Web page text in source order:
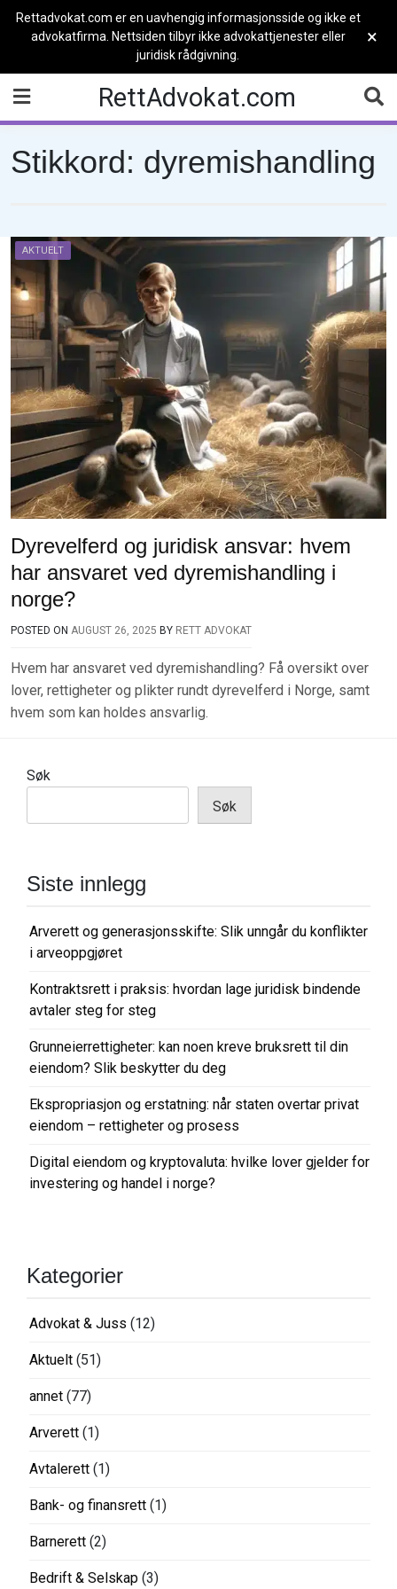
Rettadvokat.com er en uavhengig informasjonsside og ikke et
advokatfirma. Nettsiden tilbyr ikke advokattjenester eller
juridisk rådgivning.
×
content
RettAdvokat.com
Stikkord: dyremishandling
AKTUELT
Dyrevelferd og juridisk ansvar: hvem
har ansvaret ved dyremishandling i
norge?
POSTED ON AUGUST 26, 2025 BY RETT ADVOKAT
Hvem har ansvaret ved dyremishandling? Få oversikt over
lover, rettigheter og plikter rundt dyrevelferd i Norge, samt
hvem som kan holdes ansvarlig.
Søk
Søk
Siste innlegg
Arverett og generasjonsskifte: Slik unngår du konflikter
i arveoppgjøret
Kontraktsrett i praksis: hvordan lage juridisk bindende
avtaler steg for steg
Grunneierrettigheter: kan noen kreve bruksrett til din
eiendom? Slik beskytter du deg
Ekspropriasjon og erstatning: når staten overtar privat
eiendom – rettigheter og prosess
Digital eiendom og kryptovaluta: hvilke lover gjelder for
investering og handel i norge?
Kategorier
Advokat & Juss (12)
Aktuelt (51)
annet (77)
Arverett (1)
Avtalerett (1)
Bank- og finansrett (1)
Barnerett (2)
Bedrift & Selskap (3)